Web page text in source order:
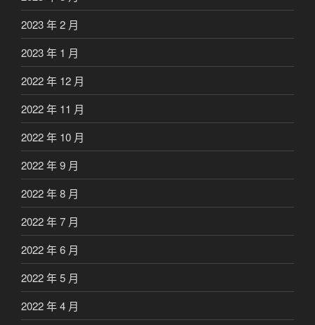
2023 年 2 月
2023 年 1 月
2022 年 12 月
2022 年 11 月
2022 年 10 月
2022 年 9 月
2022 年 8 月
2022 年 7 月
2022 年 6 月
2022 年 5 月
2022 年 4 月